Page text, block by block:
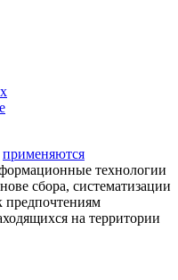
применяются
технологии
сбора, систематизации
предпочтениям
на территории